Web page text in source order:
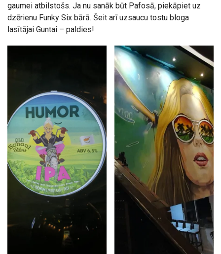
gaumei atbilstošs. Ja nu sanāk būt Pafosā, piekāpiet uz
dzērienu Funky Six bārā. Šeit arī uzsaucu tostu bloga
lasītājai Guntai – paldies!